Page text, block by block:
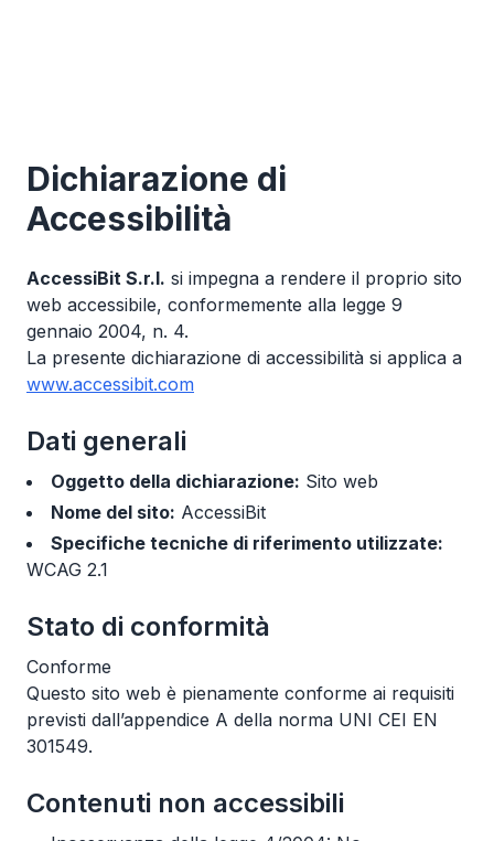
Dichiarazione di
Accessibilità
AccessiBit S.r.l. si impegna a rendere il proprio sito
web accessibile, conformemente alla legge 9
gennaio 2004, n. 4.
La presente dichiarazione di accessibilità si applica a
www.accessibit.com
Dati generali
Oggetto della dichiarazione: Sito web
Nome del sito: AccessiBit
Specifiche tecniche di riferimento utilizzate:
WCAG 2.1
Stato di conformità
Conforme
Questo sito web è pienamente conforme ai requisiti
previsti dall’appendice A della norma UNI CEI EN
301549.
Contenuti non accessibili